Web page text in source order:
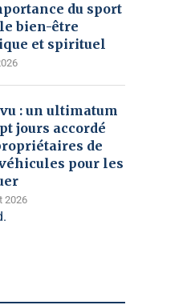
du sport
bien-être
et spirituel
: un ultimatum
jours accordé
de
pour les
2026